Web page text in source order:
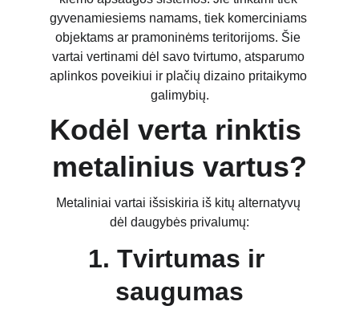
gyvenamiesiems namams, tiek komerciniams
objektams ar pramoninėms teritorijoms. Šie
vartai vertinami dėl savo tvirtumo, atsparumo
aplinkos poveikiui ir plačių dizaino pritaikymo
galimybių.
Kodėl verta rinktis
metalinius vartus?
Metaliniai vartai išsiskiria iš kitų alternatyvų
dėl daugybės privalumų:
1. Tvirtumas ir
saugumas